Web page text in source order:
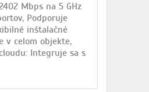
Mbps na 5 GHz
Podporuje
inštalačné
v celom objekte,
Integruje sa s